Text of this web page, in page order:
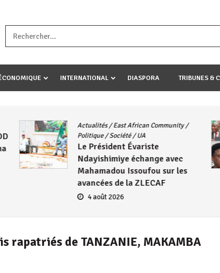
umariye umuryango wawe canke igihugu cakwibarutse
INTERNATIONAL DIASPORA TRIBUNES &
Actualités/East African Community/
Politique/Société/UA
Le Président Évariste
Ndayishimiye échange avec
Mahamadou Issoufou sur les
avancées de la ZLECAF
4 août 2026
rapatriés de TANZANIE, MAKAMBA